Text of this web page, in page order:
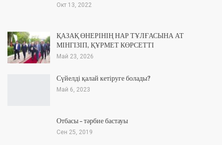
Окт 13, 2022
ҚАЗАҚ ӨНЕРІНІҢ НАР ТҰЛҒАСЫНА АТ
МІНГІЗІП, ҚҰРМЕТ КӨРСЕТТІ
Май 23, 2026
Сүйелді қалай кетіруге болады?
Май 6, 2023
Отбасы – тәрбие бастауы
Сен 25, 2019